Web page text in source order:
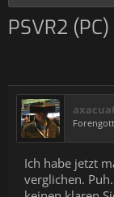
PSVR2
Forengott
Ich habe jetzt
verglichen.